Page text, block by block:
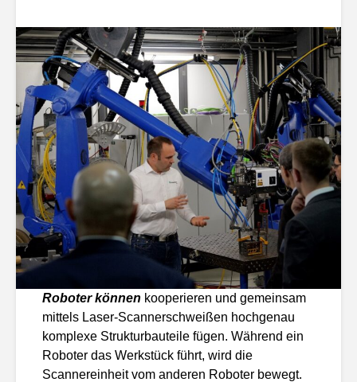
Roboter können kooperieren und gemeinsam
mittels Laser-Scannerschweißen hochgenau
komplexe Strukturbauteile fügen. Während ein
Roboter das Werkstück führt, wird die
Scannereinheit vom anderen Roboter bewegt.